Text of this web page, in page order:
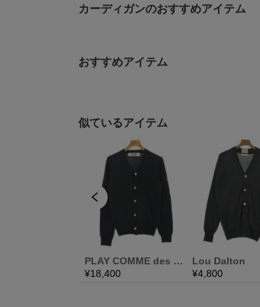
カーディガンのおすすめアイテム
おすすめアイテム